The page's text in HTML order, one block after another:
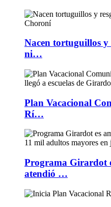
Nacen tortuguillos
ni…
Plan Vacacional
Rí…
Programa Girardot
atendió …